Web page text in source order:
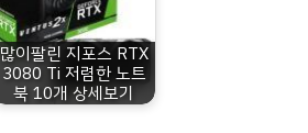
많이팔린 지포스 RTX
3080 Ti 저렴한 노트
북 10개 상세보기